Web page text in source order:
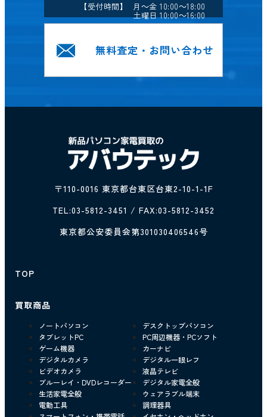
【受付時間】 月～金 10:00～18:00
土曜日 10:00～16:00
無料査定・お問い合わせ
〒110-0016 東京都台東区台東2-10-1-1F
TEL:03-5812-3451 / FAX:03-5812-3452
東京都公安委員会第301030406546号
TOP
買取商品
ノートパソコン
デスクトップパソコン
タブレットPC
PC周辺機器・PCソフト
ゲーム機器
カーナビ
デジタルカメラ
デジタル一眼レフ
ビデオカメラ
液晶テレビ
ブルーレイ・DVDレコーダー
デジタル家電全般
生活家電全般
ウェアラブル端末
電動工具
調理器具